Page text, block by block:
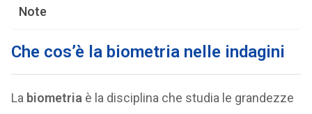
Note
Che cos’è la biometria nelle indagini
La biometria è la disciplina che studia le grandezze